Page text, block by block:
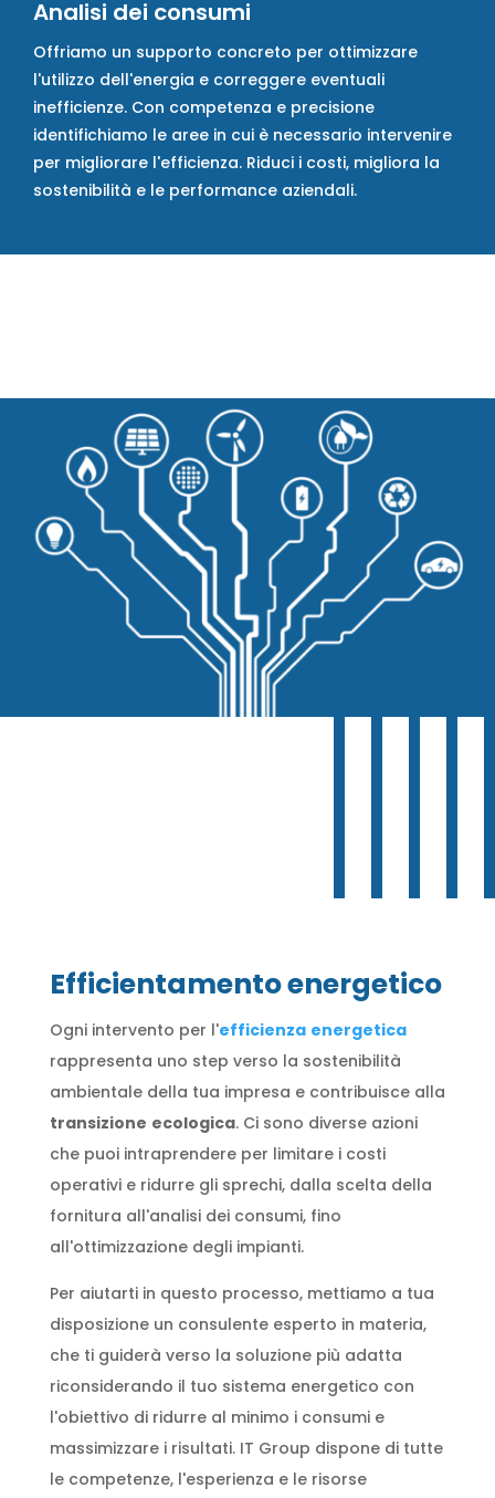
Analisi dei consumi
Offriamo un supporto concreto per ottimizzare
l'utilizzo dell'energia e correggere eventuali
inefficienze. Con competenza e precisione
identifichiamo le aree in cui è necessario intervenire
per migliorare l'efficienza. Riduci i costi, migliora la
sostenibilità e le performance aziendali.
Efficientamento energetico
Ogni intervento per l'efficienza energetica
rappresenta uno step verso la sostenibilità
ambientale della tua impresa e contribuisce alla
transizione ecologica. Ci sono diverse azioni
che puoi intraprendere per limitare i costi
operativi e ridurre gli sprechi, dalla scelta della
fornitura all'analisi dei consumi, fino
all'ottimizzazione degli impianti.
Per aiutarti in questo processo, mettiamo a tua
disposizione un consulente esperto in materia,
che ti guiderà verso la soluzione più adatta
riconsiderando il tuo sistema energetico con
l'obiettivo di ridurre al minimo i consumi e
massimizzare i risultati. IT Group dispone di tutte
le competenze, l'esperienza e le risorse